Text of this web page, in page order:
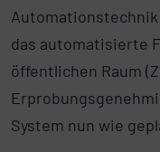
das automatisierte
öffentlichen Raum
System nun wie